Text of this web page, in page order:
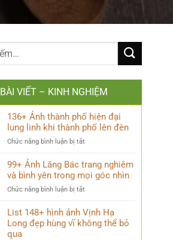
BÀI VIẾT – KINH NGHIỆM
136+ Ảnh thành phố hiện đại
lung linh khi thành phố lên đèn
Chức năng bình luận bị tắt
Ảnh
thành
phố
hiện
lung
linh
99+ Ảnh Lăng Bác trang nghiêm
và bình yên trong mọi góc nhìn
Chức năng bình luận bị tắt
Ảnh
Lăng
List 148+ hình ảnh Vịnh Hạ
Long đẹp hùng vĩ không thể bỏ
qua